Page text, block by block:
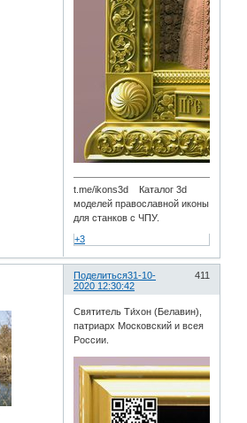
t.me/ikons3d Каталог 3d
моделей православной иконы
для станков с ЧПУ.
+3
Поделиться 411
31-10-
2020 12:30:42
Святитель Ти́хон (Белавин),
патриарх Московский и всея
России.